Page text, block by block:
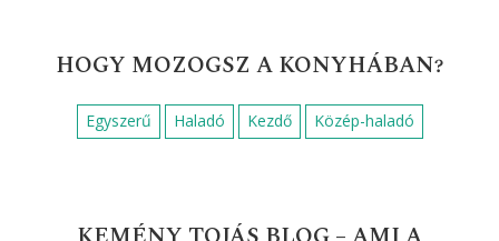
HOGY MOZOGSZ A KONYHÁBAN?
Egyszerű Haladó Kezdő Közép-haladó